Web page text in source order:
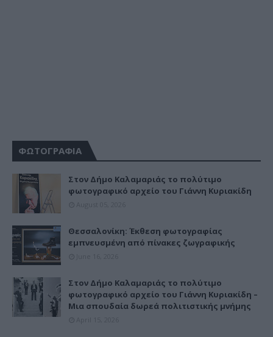
ΦΩΤΟΓΡΑΦΙΑ
Στον Δήμο Καλαμαριάς το πολύτιμο
φωτογραφικό αρχείο του Γιάννη Κυριακίδη
Θεσσαλονίκη: Έκθεση φωτογραφίας
εμπνευσμένη από πίνακες ζωγραφικής
Στον Δήμο Καλαμαριάς το πολύτιμο
φωτογραφικό αρχείο του Γιάννη Κυριακίδη –
Μια σπουδαία δωρεά πολιτιστικής μνήμης